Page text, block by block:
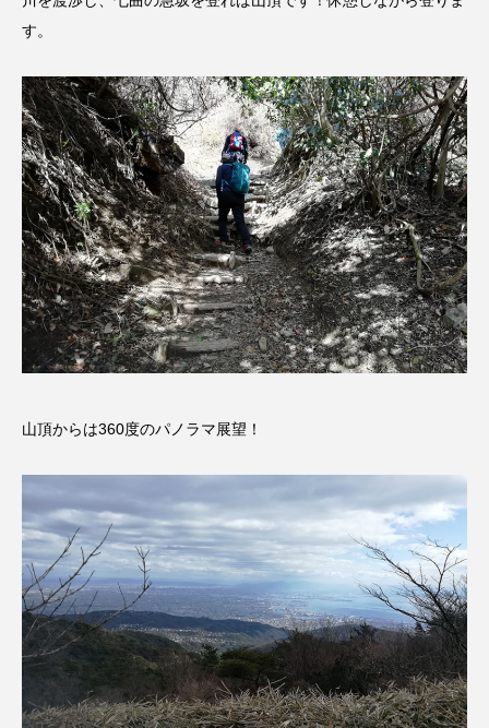
こうべさんだ伝統文化体験フェスタ2026
こうべさんだ能・狂言・講談子ども教室
こぐまのいばしょ こだわり城紀行
こども学芸員とつくる『夏のこども美術館』
こばえちゃ東北 こーろ・るみえーる
さっちゃん社協だより すずかけ台
ちめいど雄介のお砂糖ミルクはどうされますか
つつじが丘小学校 つながりCafe‐Nanana no Moe
つなごーごー てっぺんの向こうにあなたがいる
とくとくトーク とっておきシネマ
なきごえバス にげてさがして のん
す。
山頂からは360度のパノラマ展望！